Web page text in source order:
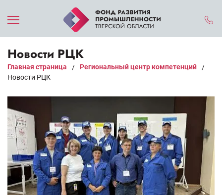
Новости РЦК
Главная страница / Региональный центр компетенций
/
Новости РЦК